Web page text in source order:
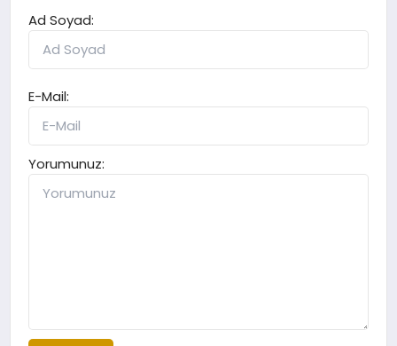
Ad Soyad:
E-Mail:
Yorumunuz: